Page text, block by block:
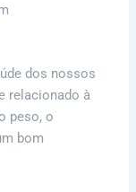
dos nossos
relacionado à
peso, o
bom